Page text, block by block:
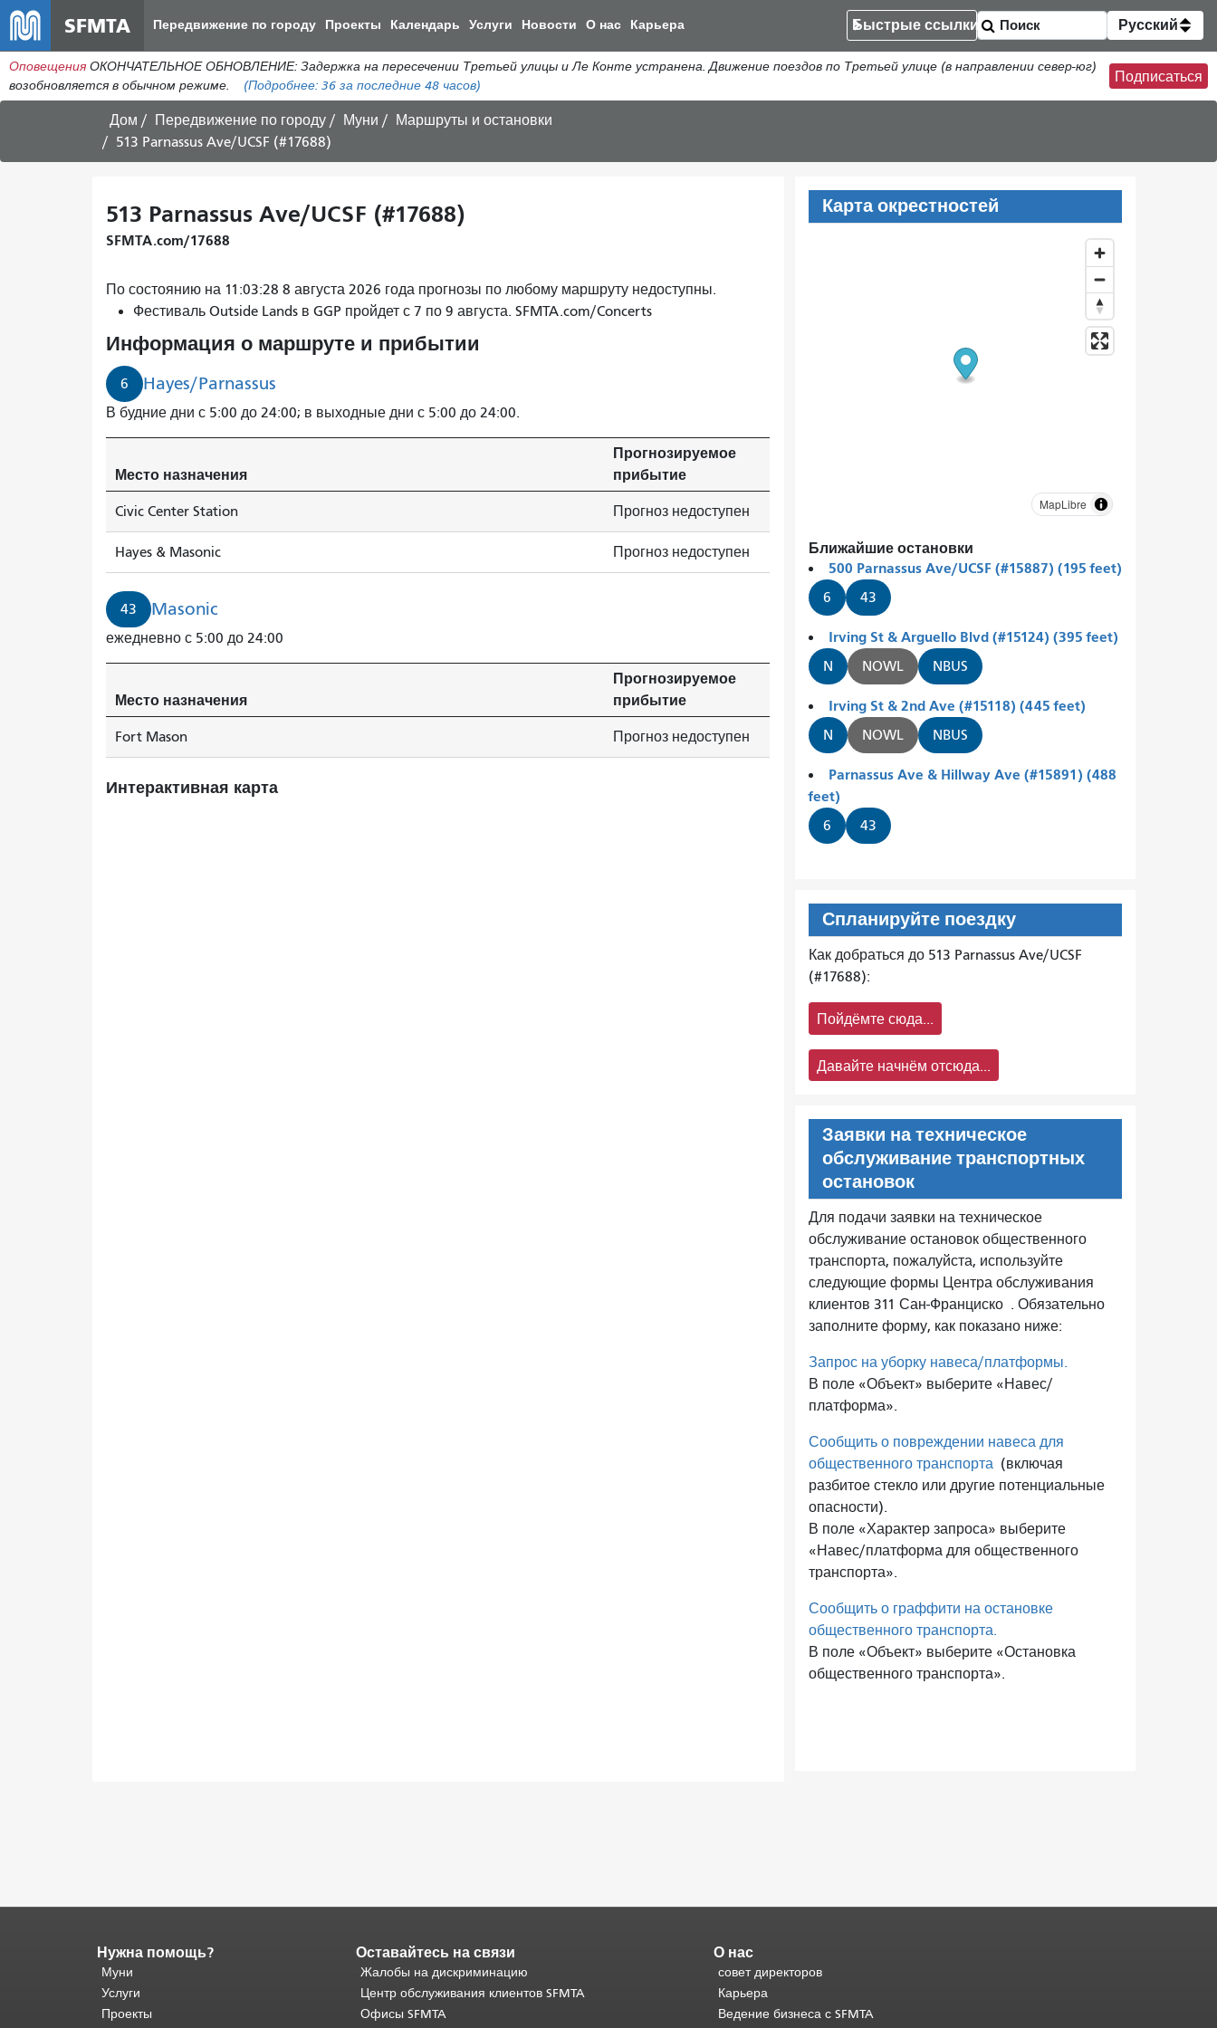
к
общему
содержанию
SFMTA Передвижение по городу Проекты Календарь Услуги Новости О нас Карьера Быстрые ссылки Русский
Оповещения ОКОНЧАТЕЛЬНОЕ ОБНОВЛЕНИЕ: Задержка на пересечении Третьей улицы и Ле Конте устранена. Движение поездов по Третьей улице (в направлении север-юг)
возобновляется в обычном режиме.
(Подробнее: 36 за последние 48 часов)
Подписаться
Дом Передвижение по городу Муни
Маршруты и остановки
513 Parnassus Ave/UCSF (#17688)
513 Parnassus Ave/UCSF (#17688)
SFMTA.com/17688
По состоянию на 11:03:28 8 августа 2026 года прогнозы по любому маршруту недоступны.
Фестиваль Outside Lands в GGP пройдет с 7 по 9 августа. SFMTA.com/Concerts
Информация о маршруте и прибытии
6 Hayes/Parnassus
В будние дни с 5:00 до 24:00; в выходные дни с 5:00 до 24:00.
Место назначения
Прогнозируемое
прибытие
Civic Center Station Прогноз недоступен
Hayes & Masonic Прогноз недоступен
43 Masonic
ежедневно с 5:00 до 24:00
Место назначения
Прогнозируемое
прибытие
Fort Mason Прогноз недоступен
Интерактивная карта
Карта окрестностей
MapLibre
Ближайшие остановки
500 Parnassus Ave/UCSF (#15887) (195 feet)
6 43
Irving St & Arguello Blvd (#15124) (395 feet)
N NOWL NBUS
Irving St & 2nd Ave (#15118) (445 feet)
N NOWL NBUS
Parnassus Ave & Hillway Ave (#15891) (488
feet)
6 43
Спланируйте поездку
Как добраться до 513 Parnassus Ave/UCSF
(#17688):
Пойдёмте сюда...
Давайте начнём отсюда...
Заявки на техническое
обслуживание транспортных
остановок
Для подачи заявки на техническое
обслуживание остановок общественного
транспорта, пожалуйста, используйте
следующие формы Центра обслуживания
клиентов 311 Сан-Франциско . Обязательно
заполните форму, как показано ниже:
Запрос на уборку навеса/платформы.
В поле «Объект» выберите «Навес/
платформа».
Сообщить о повреждении навеса для
общественного транспорта(включая
разбитое стекло или другие потенциальные
опасности).
В поле «Характер запроса» выберите
«Навес/платформа для общественного
транспорта».
Сообщить о граффити на остановке
общественного транспорта.
В поле «Объект» выберите «Остановка
общественного транспорта».
Конец
содержимого
страницы.
часть
Нужна помощь?
Муни
Услуги
Проекты
Оставайтесь на связи
Жалобы на дискриминацию
Центр обслуживания клиентов SFMTA
Офисы SFMTA
О нас
совет директоров
Карьера
Ведение бизнеса с SFMTA